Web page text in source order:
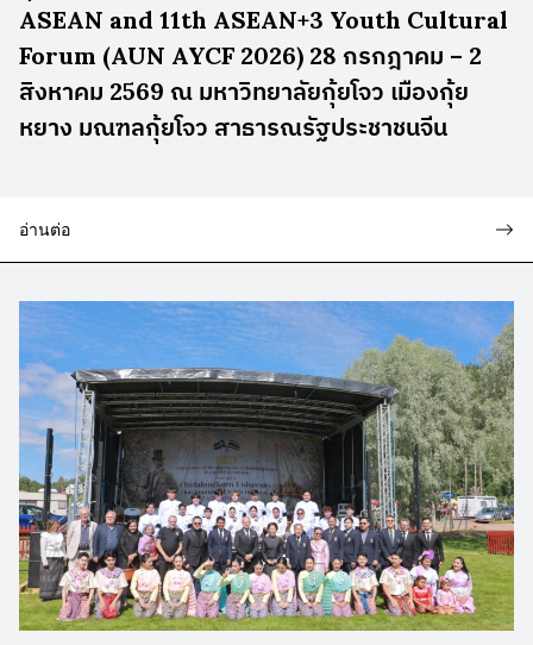
ASEAN and 11th ASEAN+3 Youth Cultural
Forum (AUN AYCF 2026) 28 กรกฎาคม – 2
สิงหาคม 2569 ณ มหาวิทยาลัยกุ้ยโจว เมืองกุ้ย
หยาง มณฑลกุ้ยโจว สาธารณรัฐประชาชนจีน
อ่านต่อ